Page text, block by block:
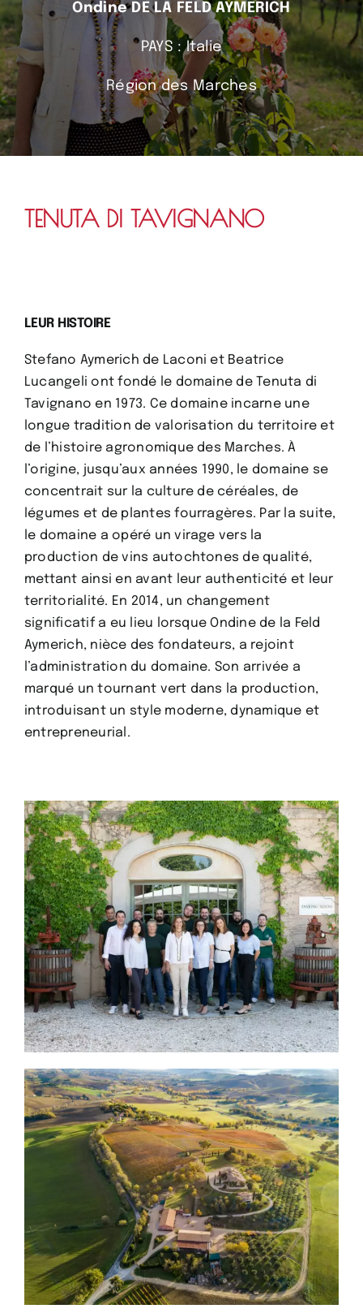
Ondine DE LA FELD AYMERICH
PAYS : Italie
Région des Marches
TENUTA DI TAVIGNANO
LEUR HISTOIRE
Stefano Aymerich de Laconi et Beatrice
Lucangeli ont fondé le domaine de Tenuta di
Tavignano en 1973. Ce domaine incarne une
longue tradition de valorisation du territoire et
de l’histoire agronomique des Marches. À
l’origine, jusqu’aux années 1990, le domaine se
concentrait sur la culture de céréales, de
légumes et de plantes fourragères. Par la suite,
le domaine a opéré un virage vers la
production de vins autochtones de qualité,
mettant ainsi en avant leur authenticité et leur
territorialité. En 2014, un changement
significatif a eu lieu lorsque Ondine de la Feld
Aymerich, nièce des fondateurs, a rejoint
l’administration du domaine. Son arrivée a
marqué un tournant vert dans la production,
introduisant un style moderne, dynamique et
entrepreneurial.